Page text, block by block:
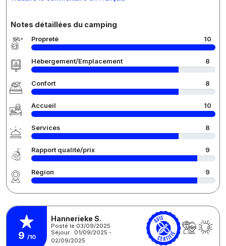
Notes détaillées du camping
Propreté 10
Hébergement/Emplacement 8
Confort 8
Accueil 10
Services 8
Rapport qualité/prix 9
Région 9
9 /10
Hannerieke S.
Posté le 03/09/2025
Séjour : 01/09/2025 -
02/09/2025